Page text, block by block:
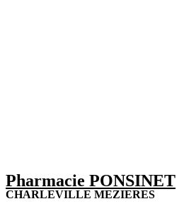
Pharmacie PONSINET
CHARLEVILLE MEZIERES